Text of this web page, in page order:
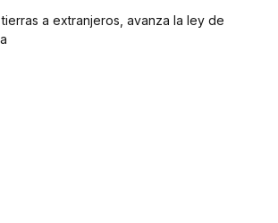
a extranjeros, avanza la ley de